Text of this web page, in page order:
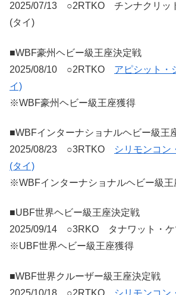
2025/07/13 ○2RTKO チンナクリッ
(タイ)
■WBF豪州ヘビー級王座決定戦
2025/08/10 ○2RTKO アピシット・
イ)
※WBF豪州ヘビー級王座獲得
■WBFインターナショナルヘビー級王
2025/08/23 ○3RTKO
シリモンコン
(タイ)
※WBFインターナショナルヘビー級王
■UBF世界ヘビー級王座決定戦
2025/09/14 ○3RKO タナワット・ケ
※UBF世界ヘビー級王座獲得
■WBF世界クルーザー級王座決定戦
2025/10/18 ○2RTKO
シリモンコン